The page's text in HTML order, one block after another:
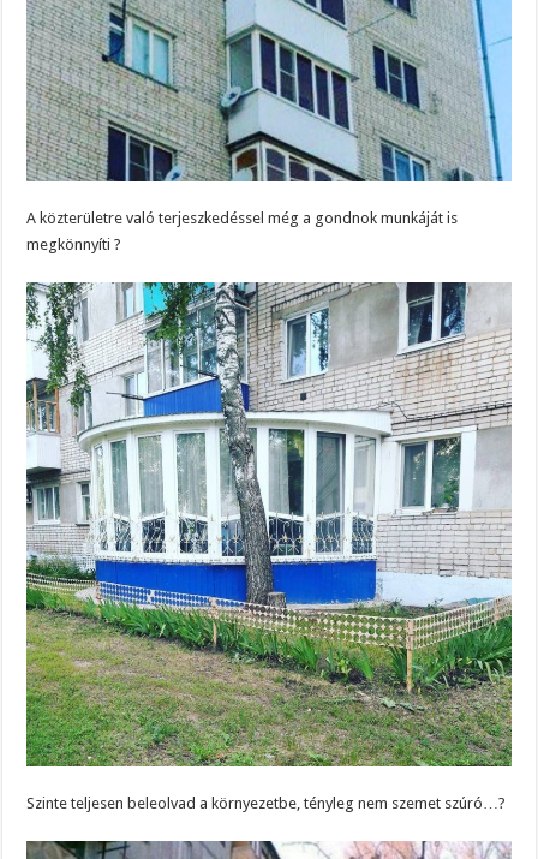
A közterületre való terjeszkedéssel még a gondnok munkáját is
megkönnyíti ?
Szinte teljesen beleolvad a környezetbe, tényleg nem szemet szúró…?